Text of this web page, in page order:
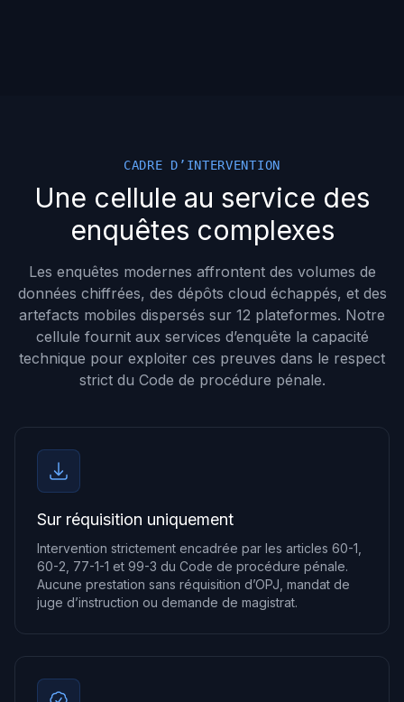
CADRE D’INTERVENTION
Une cellule au service des
enquêtes complexes
Les enquêtes modernes affrontent des volumes de
données chiffrées, des dépôts cloud échappés, et des
artefacts mobiles dispersés sur 12 plateformes. Notre
cellule fournit aux services d’enquête la capacité
technique pour exploiter ces preuves dans le respect
strict du Code de procédure pénale.
Sur réquisition uniquement
Intervention strictement encadrée par les articles 60-1,
60-2, 77-1-1 et 99-3 du Code de procédure pénale.
Aucune prestation sans réquisition d’OPJ, mandat de
juge d’instruction ou demande de magistrat.